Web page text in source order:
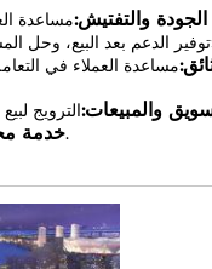
والتفتيش:
مساعدة العملاء في
والمبيعات:
خدمةوفقا لاحتياجات العملاء لتوفير خدمات شخصية لتلبية الاحتياجات المحددة ومتطلبات العملاء.